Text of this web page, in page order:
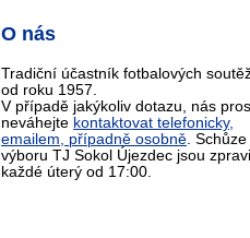
O nás
Tradiční účastník fotbalových
od roku 1957.
V případě jakýkoliv dotazu, nás
neváhejte kontaktovat telefonicky,
emailem, případně osobně. Schůze
výboru TJ Sokol Újezdec jsou
každé úterý od 17:00.